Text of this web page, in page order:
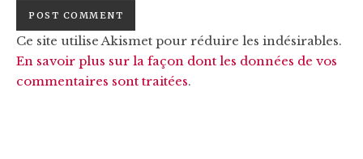
Ce site utilise Akismet pour réduire les indésirables.
En savoir plus sur la façon dont les données de vos
commentaires sont traitées.